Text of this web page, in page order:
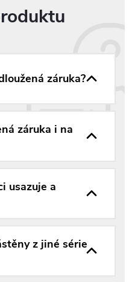
záruka?
záruka i na
usazuje a
z jiné série